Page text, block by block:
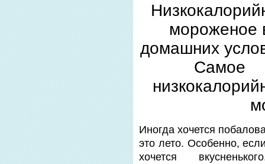
мороженое
домашних
Самое
Иногда хочется
это лето. Особенно,
хочется